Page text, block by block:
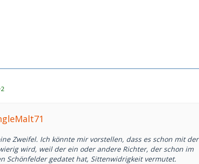
Zweifel. Ich könnte mir vorstellen, dass es schon mit der
wird, weil der ein oder andere Richter, der schon im
Schönfelder gedatet hat, Sittenwidrigkeit vermutet.